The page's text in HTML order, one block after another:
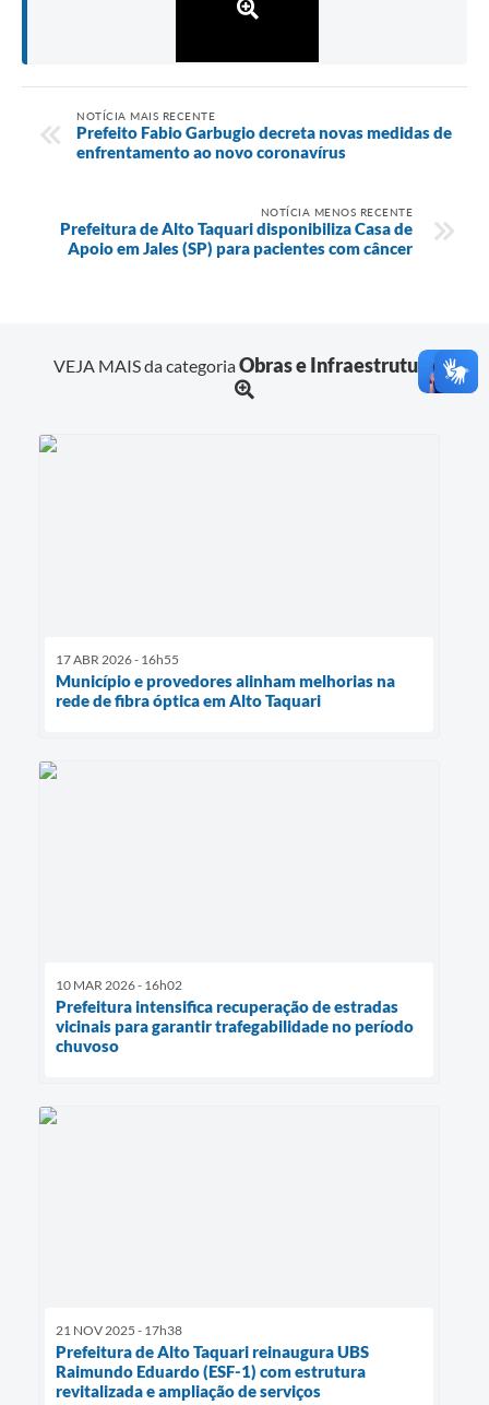
NOTÍCIA MAIS RECENTE
Prefeito Fabio Garbugio decreta novas medidas de
enfrentamento ao novo coronavírus
NOTÍCIA MENOS RECENTE
Prefeitura de Alto Taquari disponibiliza Casa de
Apoio em Jales (SP) para pacientes com câncer
VEJA MAIS da categoriaObras e Infraestrutura
17 ABR 2026 - 16h55
Município e provedores alinham melhorias na
rede de fibra óptica em Alto Taquari
10 MAR 2026 - 16h02
Prefeitura intensifica recuperação de estradas
vicinais para garantir trafegabilidade no período
chuvoso
21 NOV 2025 - 17h38
Prefeitura de Alto Taquari reinaugura UBS
Raimundo Eduardo (ESF-1) com estrutura
revitalizada e ampliação de serviços